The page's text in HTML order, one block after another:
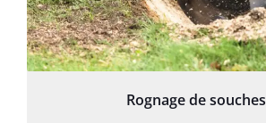
Rognage de souches